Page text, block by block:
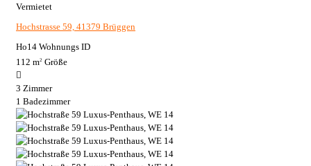
Vermietet
Hochstrasse 59, 41379 Brüggen
Ho14 Wohnungs ID
112 m2 Größe
3 Zimmer
1 Badezimmer